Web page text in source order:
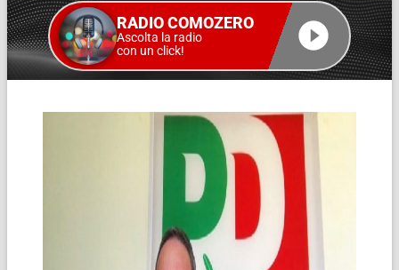
RADIO COMOZERO
Ascolta la radio
con un click!